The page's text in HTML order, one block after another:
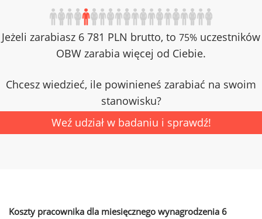
Jeżeli zarabiasz 6 781 PLN brutto, to 75% uczestników
OBW zarabia więcej od Ciebie.
Chcesz wiedzieć, ile powinieneś zarabiać na swoim
stanowisku?
Weź udział w badaniu i sprawdź!
Koszty pracownika dla miesięcznego wynagrodzenia 6